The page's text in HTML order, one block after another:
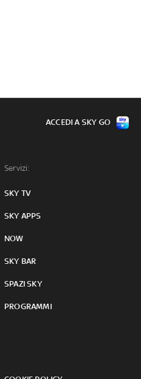
Servizi:
SKY TV
SKY APPS
NOW
SKY BAR
SPAZI SKY
PROGRAMMI
ACCEDI A SKY GO